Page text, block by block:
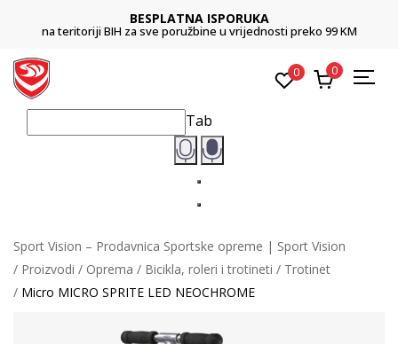
BESPLATNA ISPORUKA
na teritoriji BIH za sve poružbine u vrijednosti preko 99 KM
0 0
Tab
Sport Vision – Prodavnica Sportske opreme | Sport Vision
Proizvodi
Oprema Bicikla, roleri i trotineti
Trotinet
Micro MICRO SPRITE LED NEOCHROME